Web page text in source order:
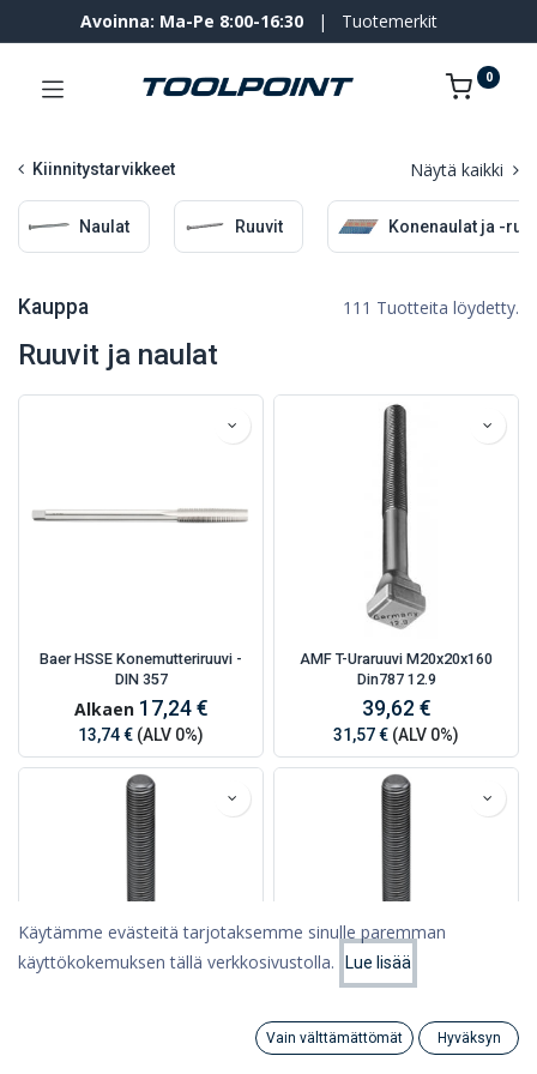
Suosituimmat
Category
Avoinna: Ma-Pe 8:00-16:30 | Tuotemerkit
0
Kiinnitystarvikkeet Näytä kaikki
Naulat Ruuvit Konenaulat ja -
Kauppa 111 Tuotteita löydetty.
Ruuvit ja naulat
Baer HSSE Konemutteriruuvi -
DIN 357
Alkaen 17,24 €
13,74 € (ALV 0%)
AMF T-Uraruuvi M20x20x160
Din787 12.9
39,62 €
31,57 € (ALV 0%)
AMF 6379 Vaarnaruuvi M14x200
6,86 €
Käytämme evästeitä tarjotaksemme sinulle paremman
käyttökokemuksen tällä verkkosivustolla.
Lue lisää
Vain välttämättömät Hyväksyn